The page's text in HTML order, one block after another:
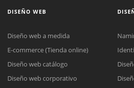
DISEÑO WEB
Diseño web a medida
E-commerce (Tienda online)
Diseño web catálogo
Diseño web corporativo